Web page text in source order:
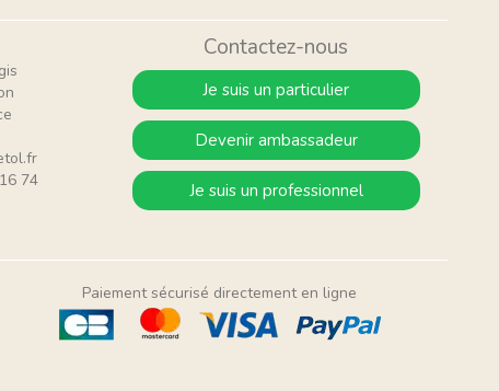
74
Contactez-nous
Je suis un particulier
Devenir ambassadeur
Je suis un professionnel
Paiement sécurisé directement en ligne